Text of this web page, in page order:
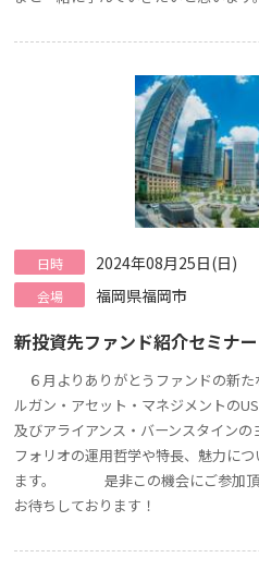
日時 2024年08月25日(日)
会場 福岡県福岡市
新投資先ファンド紹介セミナー
６月よりありがとうファンドの新
ルガン・アセット・マネジメントの
及びアライアンス・バーンスタイン
フォリオの運用哲学や特長、魅力に
ます。 是非この機会にご参加頂
お待ちしております！